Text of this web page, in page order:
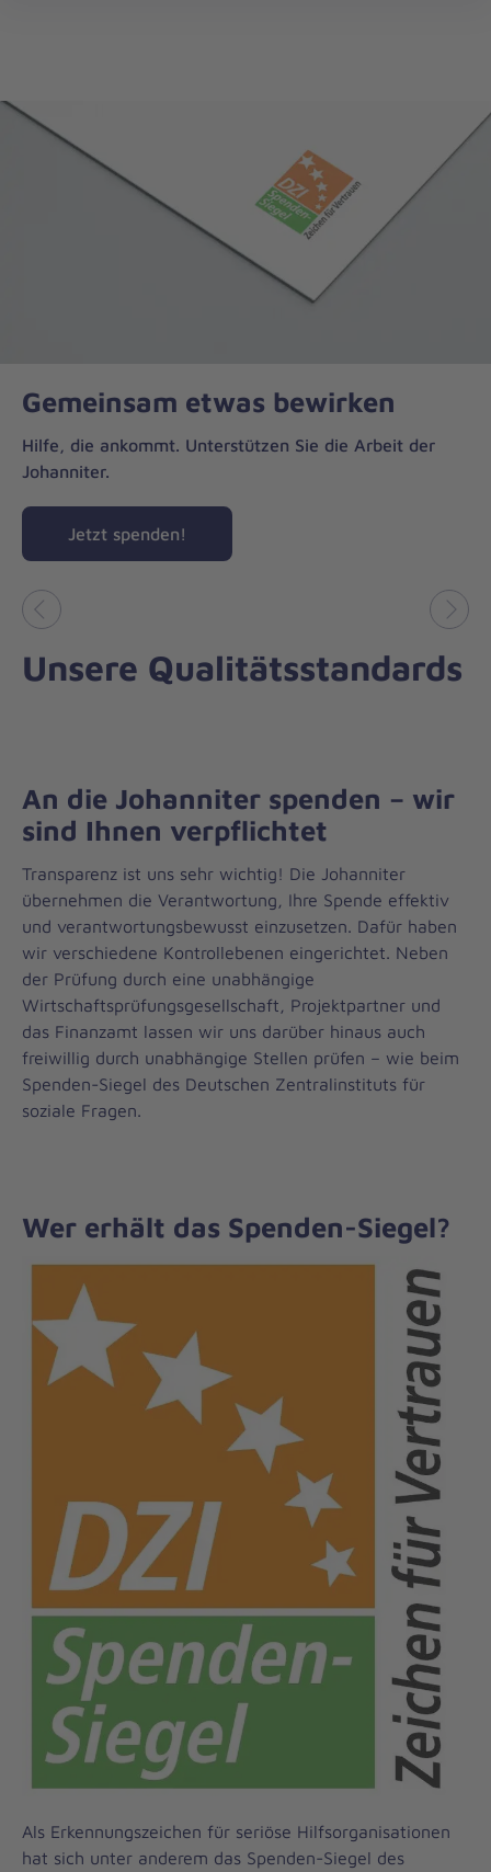
Leben
Gemeinsam etwas bewirken
Hilfe, die ankommt. Unterstützen Sie die Arbeit der
Johanniter.
Jetzt spenden!
Vorheriges
Unsere Qualitätsstandards
An die Johanniter spenden – wir
sind Ihnen verpflichtet
Transparenz ist uns sehr wichtig! Die Johanniter
übernehmen die Verantwortung, Ihre Spende effektiv
und verantwortungsbewusst einzusetzen. Dafür haben
wir verschiedene Kontrollebenen eingerichtet. Neben
der Prüfung durch eine unabhängige
Wirtschaftsprüfungsgesellschaft, Projektpartner und
das Finanzamt lassen wir uns darüber hinaus auch
freiwillig durch unabhängige Stellen prüfen – wie beim
Spenden-Siegel des Deutschen Zentralinstituts für
soziale Fragen.
Wer erhält das Spenden-Siegel?
Als Erkennungszeichen für seriöse Hilfsorganisationen
hat sich unter anderem das Spenden-Siegel des